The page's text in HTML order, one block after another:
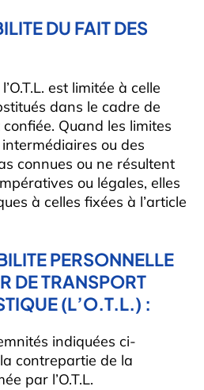
DU FAIT DES
est limitée à celle
dans le cadre de
Quand les limites
ou des
connues ou ne résultent
ou légales, elles
à celles fixées à l’article
PERSONNELLE
DE TRANSPORT
(L’O.T.L.) :
indiquées ci-
contrepartie de la
par l’O.T.L.